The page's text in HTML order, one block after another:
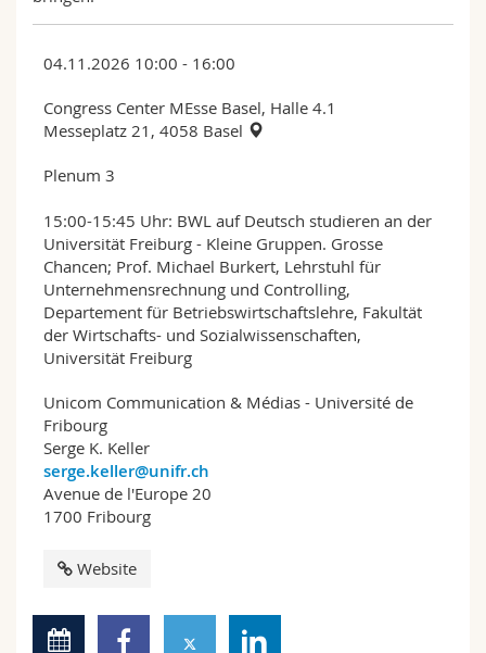
04.11.2026 10:00 - 16:00
Congress Center MEsse Basel, Halle 4.1
Messeplatz 21, 4058 Basel
Plenum 3
15:00-15:45 Uhr: BWL auf Deutsch studieren an der
Universität Freiburg - Kleine Gruppen. Grosse
Chancen; Prof. Michael Burkert, Lehrstuhl für
Unternehmensrechnung und Controlling,
Departement für Betriebswirtschaftslehre, Fakultät
der Wirtschafts- und Sozialwissenschaften,
Universität Freiburg
Unicom Communication & Médias - Université de
Fribourg
Serge K. Keller
serge.keller@unifr.ch
Avenue de l'Europe 20
1700 Fribourg
Website